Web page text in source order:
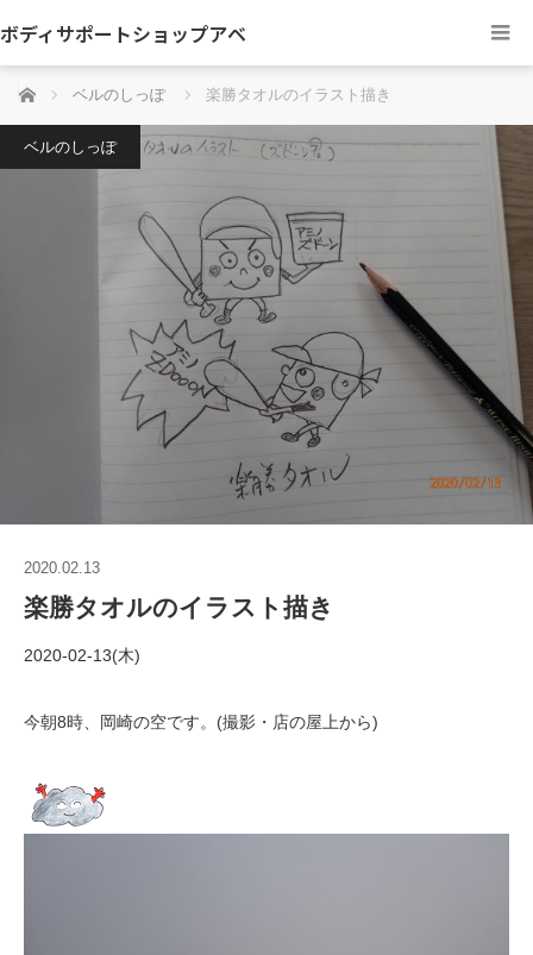
ボディサポートショップアベ
ホーム ベルのしっぽ 楽勝タオルのイラスト描き
ベルのしっぽ
2020.02.13
楽勝タオルのイラスト描き
2020-02-13(木)
今朝8時、岡崎の空です。(撮影・店の屋上から)